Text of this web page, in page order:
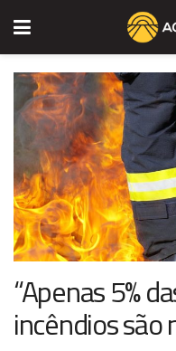
“Apenas 5%
incêndios são